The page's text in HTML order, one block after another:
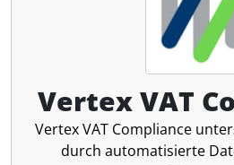
Vertex VAT
Vertex VAT Compliance
durch automatisierte